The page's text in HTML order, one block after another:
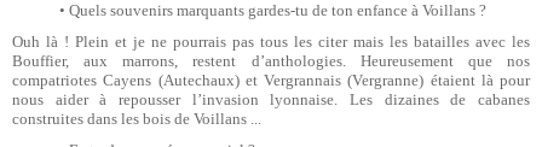
• Quels souvenirs marquants gardes-tu de ton enfance à Voillans ?
Ouh là ! Plein et je ne pourrais pas tous les citer mais les batailles avec les
Bouffier, aux marrons, restent d’anthologies. Heureusement que nos
compatriotes Cayens (Autechaux) et Vergrannais (Vergranne) étaient là pour
nous aider à repousser l’invasion lyonnaise. Les dizaines de cabanes
construites dans les bois de Voillans ...